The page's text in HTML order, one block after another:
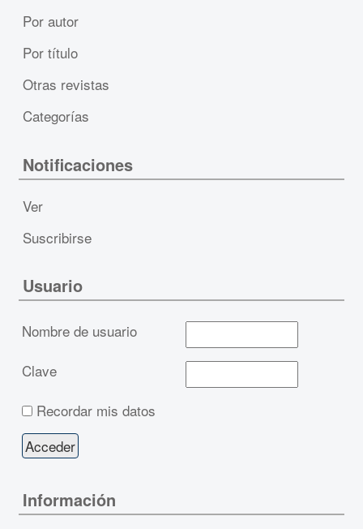
Por autor
Por título
Otras revistas
Categorías
Notificaciones
Ver
Suscribirse
Usuario
Nombre de usuario
Clave
Recordar mis datos
Información